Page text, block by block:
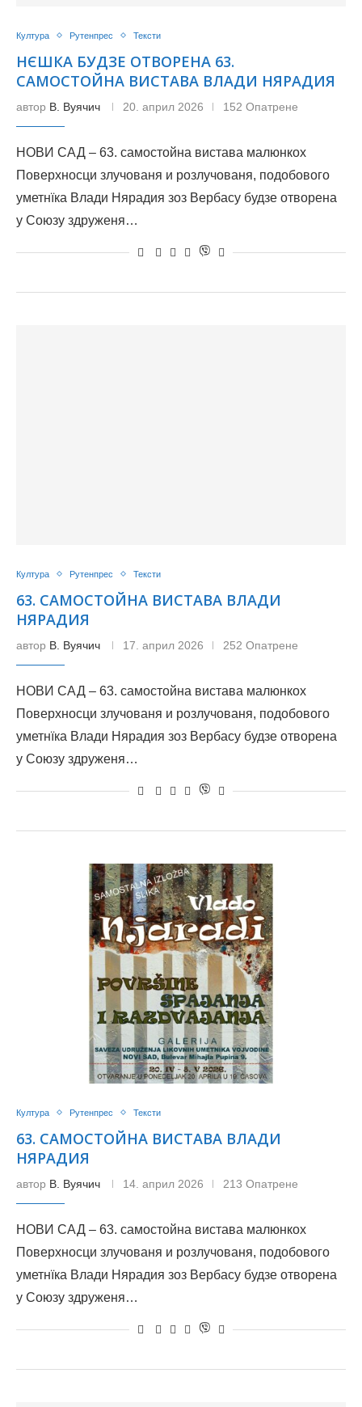
Култура Рутенпрес Тексти
НЄШКА БУДЗЕ ОТВОРЕНА 63.
САМОСТОЙНА ВИСТАВА ВЛАДИ НЯРАДИЯ
автор В. Вуячич 20. април 2026 152 Опатрене
НОВИ САД – 63. самостойна вистава малюнкох
Поверхносци злучованя и розлучованя, подобового
уметнїка Влади Нярадия зоз Вербасу будзе отворена
у Союзу здруженя…
Култура Рутенпрес Тексти
63. САМОСТОЙНА ВИСТАВА ВЛАДИ
НЯРАДИЯ
автор В. Вуячич 17. април 2026 252 Опатрене
НОВИ САД – 63. самостойна вистава малюнкох
Поверхносци злучованя и розлучованя, подобового
уметнїка Влади Нярадия зоз Вербасу будзе отворена
у Союзу здруженя…
Култура Рутенпрес Тексти
63. САМОСТОЙНА ВИСТАВА ВЛАДИ
НЯРАДИЯ
автор В. Вуячич 14. април 2026 213 Опатрене
НОВИ САД – 63. самостойна вистава малюнкох
Поверхносци злучованя и розлучованя, подобового
уметнїка Влади Нярадия зоз Вербасу будзе отворена
у Союзу здруженя…